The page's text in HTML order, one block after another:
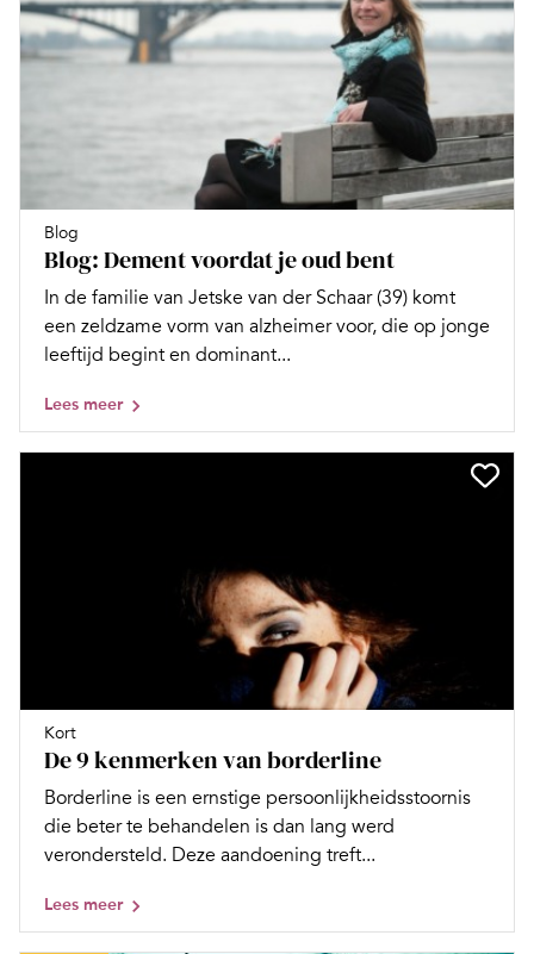
Blog
Blog: Dement voordat je oud bent
In de familie van Jetske van der Schaar (39) komt
een zeldzame vorm van alzheimer voor, die op jonge
leeftijd begint en dominant...
Lees meer
Kort
De 9 kenmerken van borderline
Borderline is een ernstige persoonlijkheidsstoornis
die beter te behandelen is dan lang werd
verondersteld. Deze aandoening treft...
Lees meer